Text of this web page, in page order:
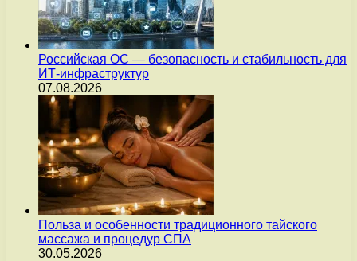
Российская ОС — безопасность и стабильность для
ИТ-инфраструктур
07.08.2026
Польза и особенности традиционного тайского
массажа и процедур СПА
30.05.2026